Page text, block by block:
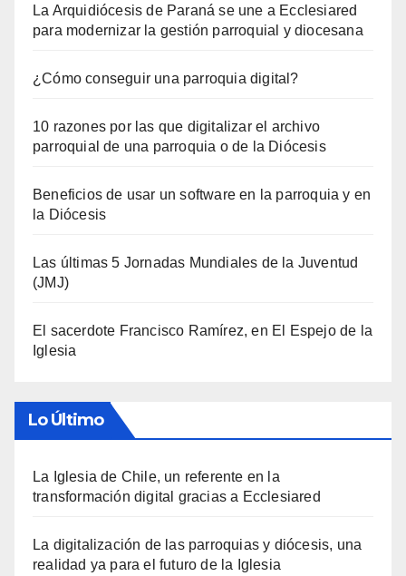
La Arquidiócesis de Paraná se une a Ecclesiared
para modernizar la gestión parroquial y diocesana
¿Cómo conseguir una parroquia digital?
10 razones por las que digitalizar el archivo
parroquial de una parroquia o de la Diócesis
Beneficios de usar un software en la parroquia y en
la Diócesis
Las últimas 5 Jornadas Mundiales de la Juventud
(JMJ)
El sacerdote Francisco Ramírez, en El Espejo de la
Iglesia
Lo Último
La Iglesia de Chile, un referente en la
transformación digital gracias a Ecclesiared
La digitalización de las parroquias y diócesis, una
realidad ya para el futuro de la Iglesia